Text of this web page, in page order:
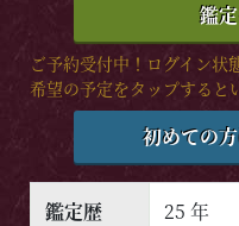
鑑
ご予約受付中！ログイン状
希望の予定をタップすると
初めての
鑑定歴 25 年